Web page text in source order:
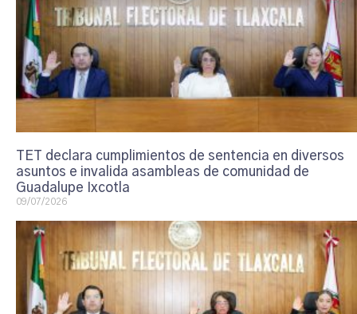
TET declara cumplimientos de sentencia en diversos
asuntos e invalida asambleas de comunidad de
Guadalupe Ixcotla
09/07/2026